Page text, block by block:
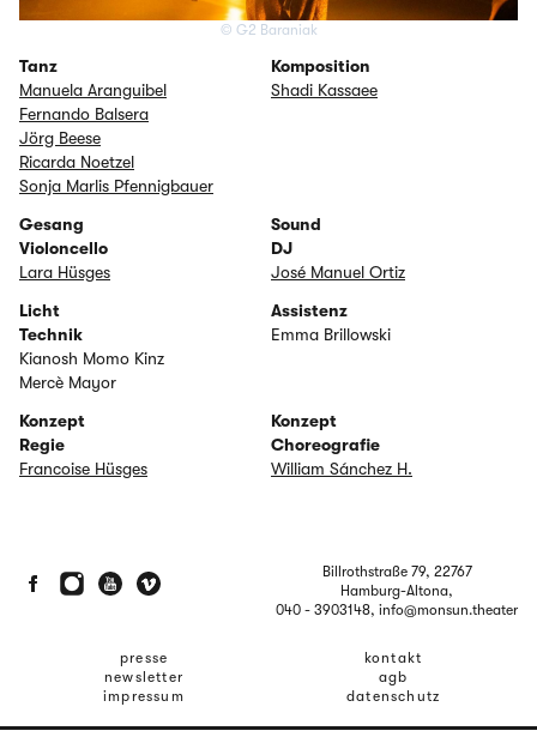
© G2 Baraniak
Tanz
Manuela Aranguibel
Fernando Balsera
Jörg Beese
Ricarda Noetzel
Sonja Marlis Pfennigbauer
Komposition
Shadi Kassaee
Gesang
Violoncello
Lara Hüsges
Sound
DJ
José Manuel Ortiz
Licht
Technik
Kianosh Momo Kinz
Mercè Mayor
Assistenz
Emma Brillowski
Konzept
Regie
Francoise Hüsges
Konzept
Choreografie
William Sánchez H.
Billrothstraße 79, 22767
Hamburg-Altona,
040 - 3903148, info@monsun.theater
presse
kontakt
newsletter
agb
impressum
datenschutz